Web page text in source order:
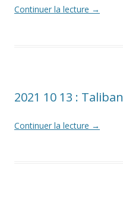
Continuer la lecture →
2021 10 13 :
Continuer la lecture →